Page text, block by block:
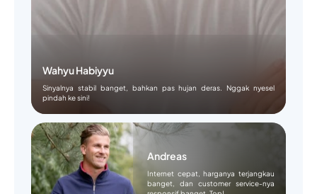
Wahyu Habiyyu
Sinyalnya stabil banget, bahkan pas hujan deras. Nggak nyesel
pindah ke sini!
Andreas
Internet cepat, harganya terjangkau
banget, dan customer service-nya